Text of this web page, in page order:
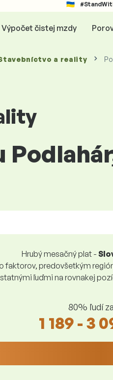
Výpočet čistej mzdy
a reality
Hrubý mesačný plat -
faktorov, predovšetkým
ľuďmi na rovnakej
80% ľudí
1 189 - 3